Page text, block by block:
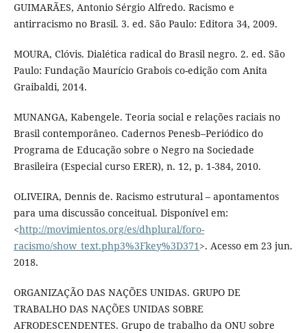
GUIMARÃES, Antonio Sérgio Alfredo. Racismo e
antirracismo no Brasil. 3. ed. São Paulo: Editora 34, 2009.
MOURA, Clóvis. Dialética radical do Brasil negro. 2. ed. São
Paulo: Fundação Maurício Grabois co-edição com Anita
Graibaldi, 2014.
MUNANGA, Kabengele. Teoria social e relações raciais no
Brasil contemporâneo. Cadernos Penesb–Periódico do
Programa de Educação sobre o Negro na Sociedade
Brasileira (Especial curso ERER), n. 12, p. 1-384, 2010.
OLIVEIRA, Dennis de. Racismo estrutural – apontamentos
para uma discussão conceitual. Disponível em:
<http://movimientos.org/es/dhplural/foro-
racismo/show_text.php3%3Fkey%3D371>. Acesso em 23 jun.
2018.
ORGANIZAÇÃO DAS NAÇÕES UNIDAS. GRUPO DE
TRABALHO DAS NAÇÕES UNIDAS SOBRE
AFRODESCENDENTES. Grupo de trabalho da ONU sobre